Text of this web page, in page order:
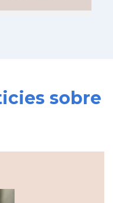
CHELTENHAM
A EDINBURGH
sobre